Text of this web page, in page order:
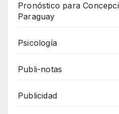
Pronóstico para
Paraguay
Psicología
Publi-notas
Publicidad